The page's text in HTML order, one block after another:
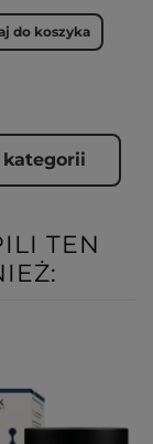
do koszyka
TEN